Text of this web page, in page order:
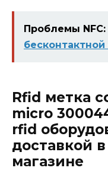
Проблемы NFC:
Rfid метка
micro
rfid
доставкой
магазине